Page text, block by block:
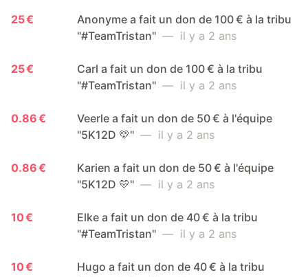
25 €
Anonyme a fait un don de 100 € à la tribu
"#TeamTristan" — il y a 2 ans
25 €
Carl a fait un don de 100 € à la tribu
"#TeamTristan" — il y a 2 ans
0.86 €
Veerle a fait un don de 50 € à l'équipe
"5K12D 💛" — il y a 2 ans
0.86 €
Karien a fait un don de 50 € à l'équipe
"5K12D 💛" — il y a 2 ans
10 €
Elke a fait un don de 40 € à la tribu
"#TeamTristan" — il y a 2 ans
10 €
Hugo a fait un don de 40 € à la tribu